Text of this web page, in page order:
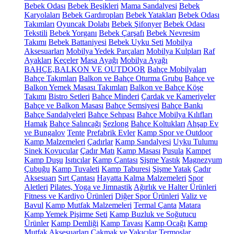
Bebek Odası Bebek Beşikleri Mama Sandalyesi Bebek
Karyolaları Bebek Gardıropları Bebek Yatakları Bebek Odası
Takımları Oyuncak Dolabı Bebek Şifonyer Bebek Odası
Tekstili Bebek Yorganı Bebek Çarşafı Bebek Nevresim
Takımı Bebek Battaniyesi Bebek Uyku Seti Mobilya
Aksesuarları Mobilya Yedek Parçaları Mobilya Kulpları Raf
Ayakları Keçeler Masa Ayağı Mobilya Ayağı
BAHÇE,BALKON VE OUTDOOR Bahçe Mobilyaları
Bahçe Takımları Balkon ve Bahçe Oturma Grubu Bahçe ve
Balkon Yemek Masası Takımları Balkon ve Bahçe Köşe
Takımı Bistro Setleri Bahçe Minderi Çardak ve Kameriyeler
Bahçe ve Balkon Masası Bahçe Şemsiyesi Bahçe Bankı
Bahçe Sandalyeleri Bahçe Sehpası Bahçe Mobilya Kılıfları
Hamak Bahçe Salıncağı Şezlong Bahçe Koltukları Ahşap Ev
ve Bungalov Tente Prefabrik Evler Kamp Spor ve Outdoor
Kamp Malzemeleri Çadırlar Kamp Sandalyesi Uyku Tulumu
Sinek Kovucular Çadır Matı Kamp Masası Pusula Kampet
Kamp Duşu Isıtıcılar Kamp Çantası Şişme Yastık Magnezyum
Çubuğu Kamp Tuvaleti Kamp Taburesi Şişme Yatak Çadır
Aksesuarı Sırt Çantası Hayatta Kalma Malzemeleri Spor
Aletleri Pilates, Yoga ve Jimnastik Ağırlık ve Halter Ürünleri
Fitness ve Kardiyo Ürünleri Diğer Spor Ürünleri Valiz ve
Bavul Kamp Mutfak Malzemeleri Termal Çanta Matara
Kamp Yemek Pişirme Seti Kamp Buzluk ve Soğutucu
Ürünler Kamp Demliği Kamp Tavası Kamp Ocağı Kamp
Mutfak Aksesuarları Çakmak ve Yakıcılar Termoslar